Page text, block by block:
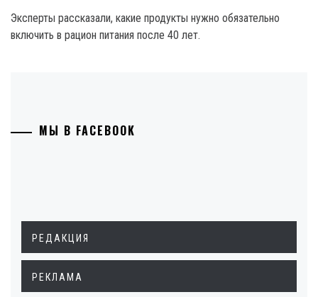
Эксперты рассказали, какие продукты нужно обязательно
включить в рацион питания после 40 лет.
МЫ В FACEBOOK
РЕДАКЦИЯ
РЕКЛАМА